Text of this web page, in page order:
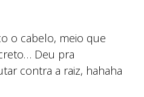
o cabelo, meio que
Deu pra
contra a raiz, hahaha